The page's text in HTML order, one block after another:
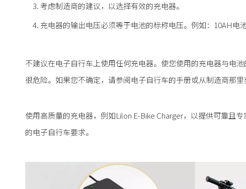
考虑制造商的建议，以选择有效的充电器。
充电器的输出电压必须等于电池的标称电压。例如：10AH电
不建议在电子自行车上使用任何充电器。使您使用的充电器与电
很危险。如果您不确定，请参阅电子自行车的手册或从制造商那里
使用高质量的充电器，例如Lilon E-Bike Charger，以提供可靠且
的电子自行车要求。